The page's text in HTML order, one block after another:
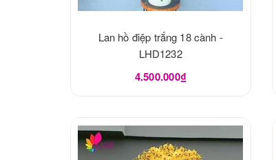
Lan hồ điệp trắng 18 cành -
LHD1232
4.500.000₫